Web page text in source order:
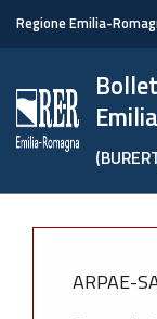
Regione Emilia-
ARPAE-